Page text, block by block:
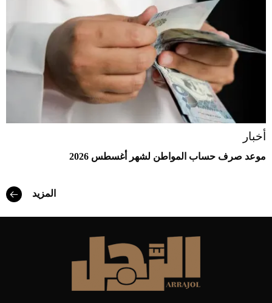
أخبار
موعد صرف حساب المواطن لشهر أغسطس 2026
المزيد